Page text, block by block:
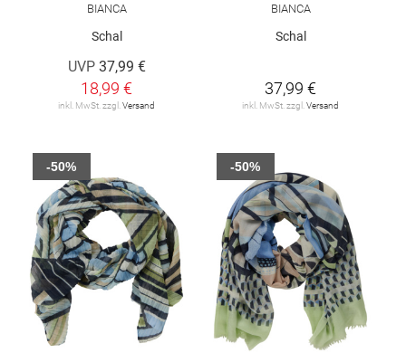
BIANCA
Schal
UVP 37,99 €
18,99 €
inkl. MwSt. zzgl. Versand
BIANCA
Schal
37,99 €
inkl. MwSt. zzgl. Versand
-50% -50%